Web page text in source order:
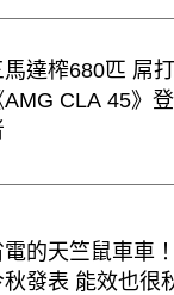
馬達榨680匹 屌
AMG CLA 45》
電的天竺鼠車車
秋發表 能效也很